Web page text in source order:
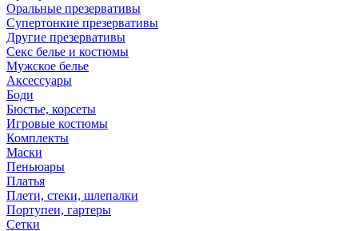
Оральные презервативы
Супертонкие презервативы
Другие презервативы
Секс белье и костюмы
Мужское белье
Аксессуары
Боди
Бюстье, корсеты
Игровые костюмы
Комплекты
Маски
Пеньюары
Платья
Плети, стеки, шлепалки
Портупеи, гартеры
Сетки